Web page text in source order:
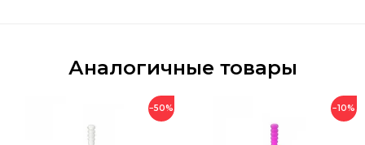
Аналогичные товары
−50% −10%